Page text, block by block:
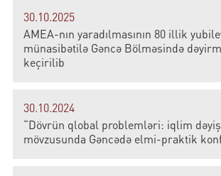
30.10.2025
AMEA-nın yaradılmasının 80 illik
münasibətilə Gəncə Bölməsində
keçirilib
30.10.2024
“Dövrün qlobal problemləri: iqlim
mövzusunda Gəncədə elmi-praktik